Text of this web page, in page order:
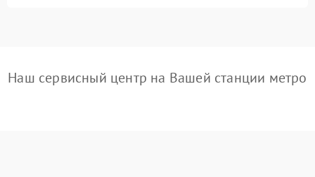
Наш сервисный центр на Вашей станции метро